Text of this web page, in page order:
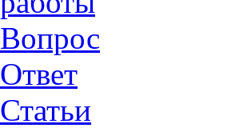
Вопрос
Ответ
Статьи